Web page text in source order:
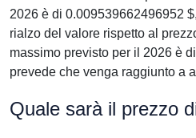
2026 è di 0.009539662496952
rialzo del valore rispetto al
massimo previsto per il 2026 è
prevede che venga raggiunto a
Quale sarà il prezzo